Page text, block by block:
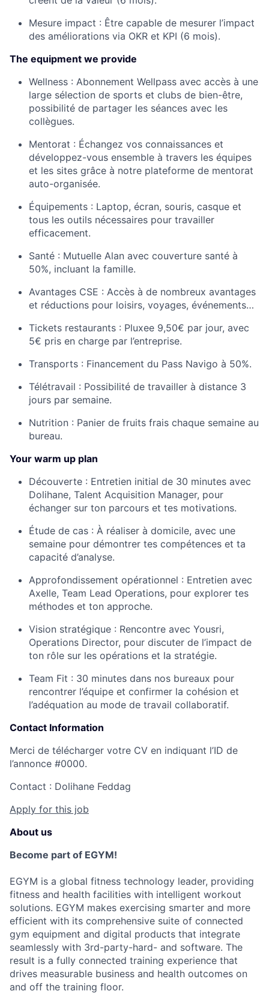
Mesure impact : Être capable de mesurer l’impact
des améliorations via OKR et KPI (6 mois).
The equipment we provide
Wellness : Abonnement Wellpass avec accès à une
large sélection de sports et clubs de bien-être,
possibilité de partager les séances avec les
collègues.
Mentorat : Échangez vos connaissances et
développez-vous ensemble à travers les équipes
et les sites grâce à notre plateforme de mentorat
auto-organisée.
Équipements : Laptop, écran, souris, casque et
tous les outils nécessaires pour travailler
efficacement.
Santé : Mutuelle Alan avec couverture santé à
50%, incluant la famille.
Avantages CSE : Accès à de nombreux avantages
et réductions pour loisirs, voyages, événements…
Tickets restaurants : Pluxee 9,50€ par jour, avec
5€ pris en charge par l’entreprise.
Transports : Financement du Pass Navigo à 50%.
Télétravail : Possibilité de travailler à distance 3
jours par semaine.
Nutrition : Panier de fruits frais chaque semaine au
bureau.
Your warm up plan
Découverte : Entretien initial de 30 minutes avec
Dolihane, Talent Acquisition Manager, pour
échanger sur ton parcours et tes motivations.
Étude de cas : À réaliser à domicile, avec une
semaine pour démontrer tes compétences et ta
capacité d’analyse.
Approfondissement opérationnel : Entretien avec
Axelle, Team Lead Operations, pour explorer tes
méthodes et ton approche.
Vision stratégique : Rencontre avec Yousri,
Operations Director, pour discuter de l’impact de
ton rôle sur les opérations et la stratégie.
Team Fit : 30 minutes dans nos bureaux pour
rencontrer l’équipe et confirmer la cohésion et
l’adéquation au mode de travail collaboratif.
Contact Information
Merci de télécharger votre CV en indiquant l’ID de
l’annonce #0000.
Contact : Dolihane Feddag
Apply for this job
About us
Become part of EGYM!
EGYM is a global fitness technology leader, providing
fitness and health facilities with intelligent workout
solutions. EGYM makes exercising smarter and more
efficient with its comprehensive suite of connected
gym equipment and digital products that integrate
seamlessly with 3rd-party-hard- and software. The
result is a fully connected training experience that
drives measurable business and health outcomes on
and off the training floor.